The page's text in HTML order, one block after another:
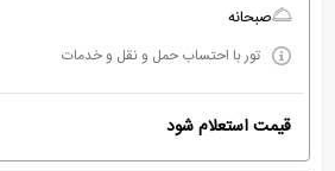
صبحانه
تور با احتساب حمل و نقل و خدمات
قیمت استعلام شود